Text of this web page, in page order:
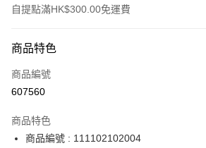
自提點滿HK$300.00免運費
信用卡
Apple Pay
PayMe
商品特色
商品編號
607560
商品特色
商品編號 : 111102102004